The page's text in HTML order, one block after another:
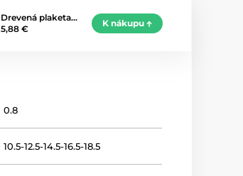
Drevená plaketa…
5,88 €
K nákupu
0.8
10.5-12.5-14.5-16.5-18.5